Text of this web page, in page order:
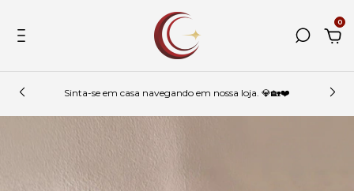
0
Sinta-se em casa navegando em nossa loja. 💎🏡❤️